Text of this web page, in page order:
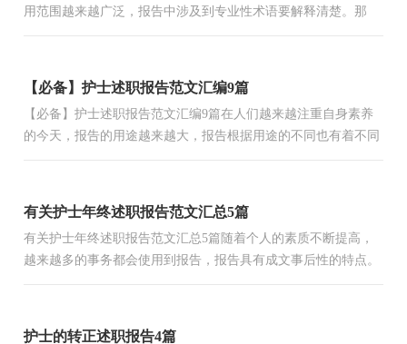
用范围越来越广泛，报告中涉及到专业性术语要解释清楚。那
【必备】护士述职报告范文汇编9篇
【必备】护士述职报告范文汇编9篇在人们越来越注重自身素养
的今天，报告的用途越来越大，报告根据用途的不同也有着不同
有关护士年终述职报告范文汇总5篇
有关护士年终述职报告范文汇总5篇随着个人的素质不断提高，
越来越多的事务都会使用到报告，报告具有成文事后性的特点。
护士的转正述职报告4篇